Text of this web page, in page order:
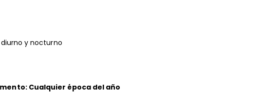
diurno y nocturno
Cualquier época del año